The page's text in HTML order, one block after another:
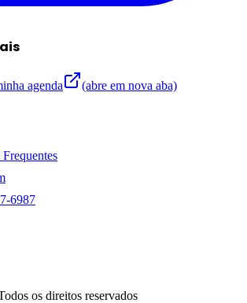
agenda (abre em nova aba)
6987
os direitos reservados